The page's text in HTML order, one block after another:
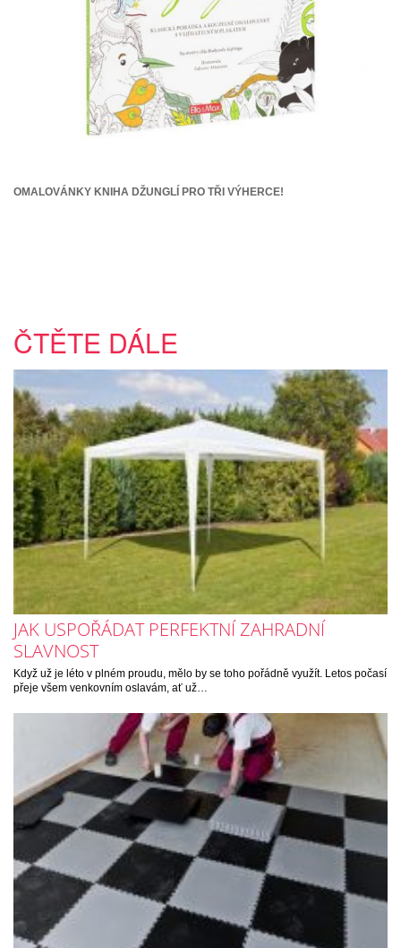
OMALOVÁNKY KNIHA DŽUNGLÍ PRO TŘI VÝHERCE!
ČTĚTE DÁLE
JAK USPOŘÁDAT PERFEKTNÍ ZAHRADNÍ
SLAVNOST
Když už je léto v plném proudu, mělo by se toho pořádně využít. Letos počasí
přeje všem venkovním oslavám, ať už…